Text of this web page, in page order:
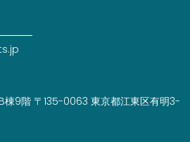
棟9階 〒135-0063 東京都江東区有明3-